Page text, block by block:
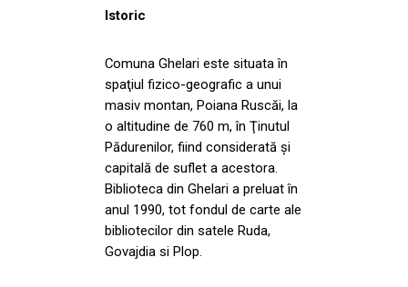
Istoric
Comuna Ghelari este situata în
spaţiul fizico-geografic a unui
masiv montan, Poiana Ruscăi, la
o altitudine de 760 m, în Ţinutul
Pădurenilor, fiind considerată şi
capitală de suflet a acestora.
Biblioteca din Ghelari a preluat în
anul 1990, tot fondul de carte ale
bibliotecilor din satele Ruda,
Govajdia si Plop.